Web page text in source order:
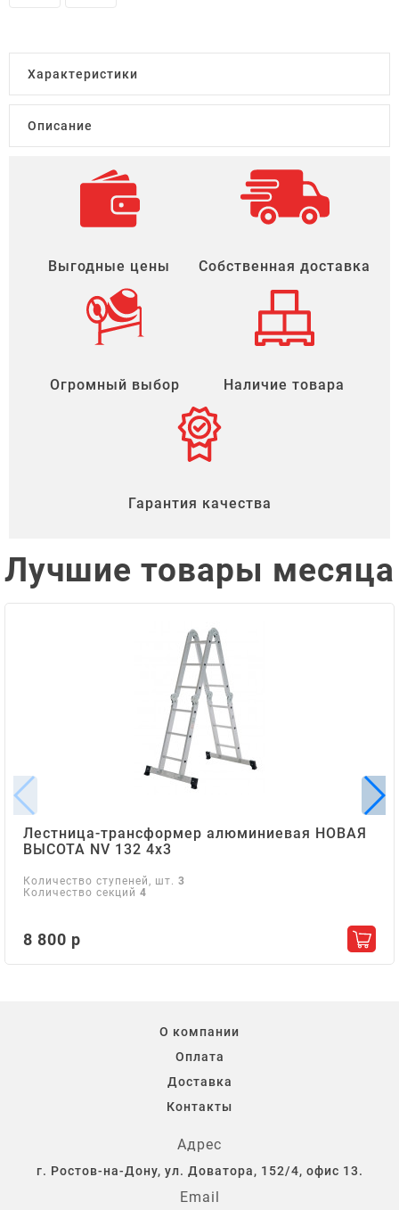
Характеристики
Описание
Выгодные цены Собственная доставка
Огромный выбор Наличие товара
Гарантия качества
Лучшие товары месяца
Лестница-трансформер алюминиевая НОВАЯ
ВЫСОТА NV 132 4х3
Количество ступеней, шт. 3
Количество секций 4
8 800 р
О компании
Оплата
Доставка
Контакты
Адрес
г. Ростов-на-Дону, ул. Доватора, 152/4, офис 13.
Email